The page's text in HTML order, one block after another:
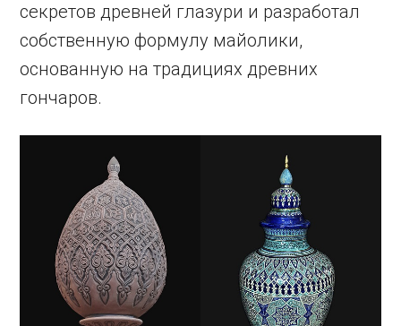
секретов древней глазури и разработал
собственную формулу майолики,
основанную на традициях древних
гончаров.